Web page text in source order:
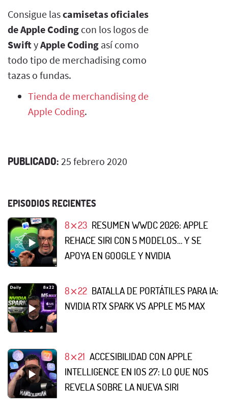
Consigue lascamisetas oficiales
de Apple Coding con los logos de
SwiftyApple Coding así como
todo tipo de merchadising como
tazas o fundas.
Tienda de merchandising de
Apple Coding.
PUBLICADO: 25 febrero 2020
EPISODIOS RECIENTES
8⨯23 RESUMEN WWDC 2026: APPLE
REHACE SIRI CON 5 MODELOS… Y SE
APOYA EN GOOGLE Y NVIDIA
8⨯22 BATALLA DE PORTÁTILES PARA IA:
NVIDIA RTX SPARK VS APPLE M5 MAX
8⨯21 ACCESIBILIDAD CON APPLE
INTELLIGENCE EN IOS 27: LO QUE NOS
REVELA SOBRE LA NUEVA SIRI